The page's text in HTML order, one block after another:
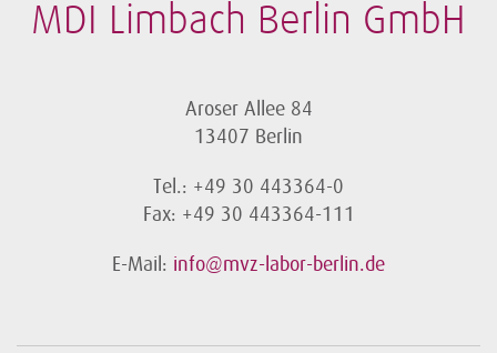
MDI Limbach Berlin GmbH
Aroser Allee 84
13407 Berlin
Tel.: +49 30 443364-0
Fax: +49 30 443364-111
E-Mail: info@mvz-labor-berlin.de